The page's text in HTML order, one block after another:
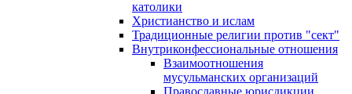
католики
Христианство и ислам
Традиционные религии против "сект"
Внутриконфессиональные отношения
Взаимоотношения
мусульманских организаций
Православные юрисдикции